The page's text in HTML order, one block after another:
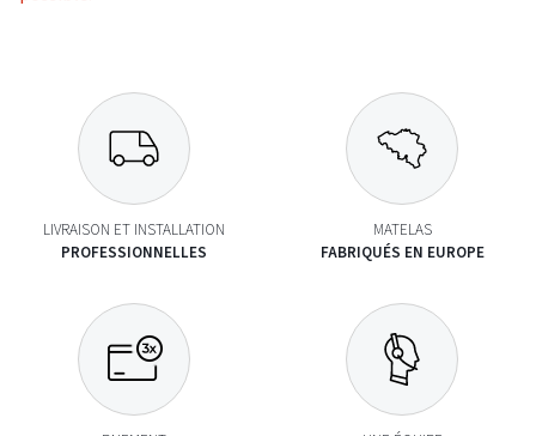
LIVRAISON ET INSTALLATION
PROFESSIONNELLES
MATELAS
FABRIQUÉS EN EUROPE